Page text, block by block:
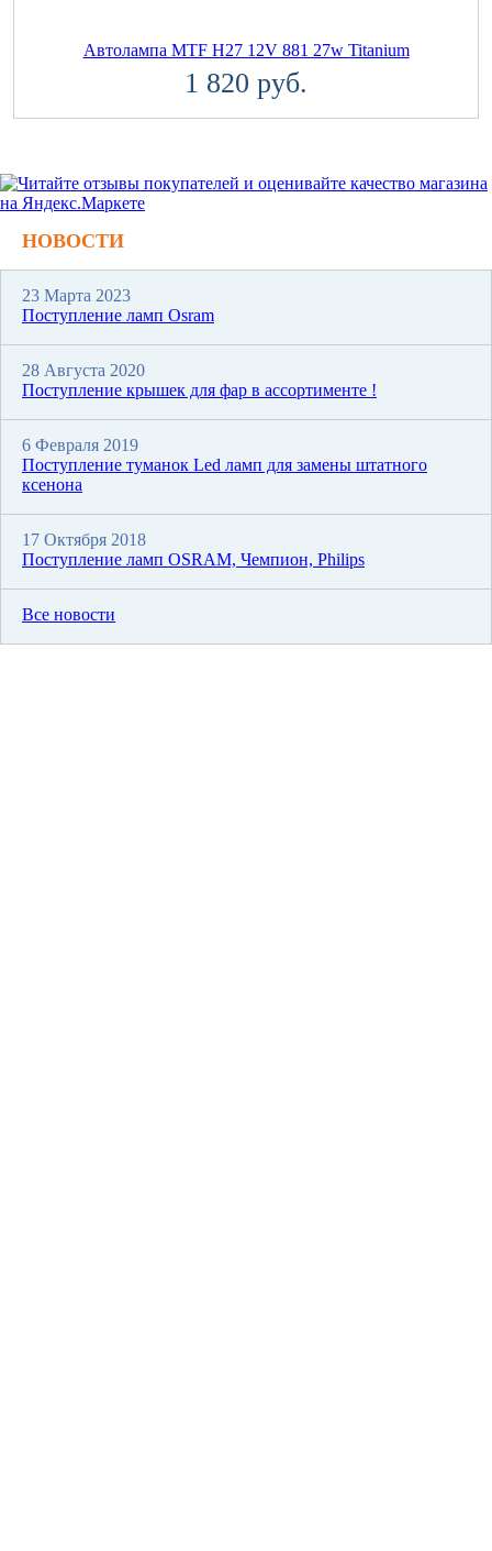
Автолампа MTF H27 12V 881 27w Titanium
1 820 руб.
НОВОСТИ
23 Марта 2023
Поступление ламп Osram
28 Августа 2020
Поступление крышек для фар в ассортименте !
6 Февраля 2019
Поступление туманок Led ламп для замены штатного
ксенона
17 Октября 2018
Поступление ламп OSRAM, Чемпион, Philips
Все новости